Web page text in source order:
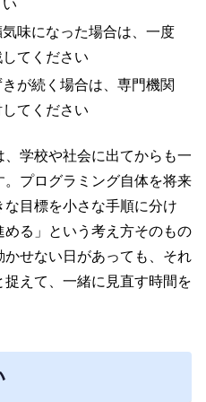
味になった場合は、一度
てください
が続く場合は、専門機関
てください
学校や社会に出てからも一
プログラミング自体を将来
目標を小さな手順に分け
る」という考え方そのもの
せない日があっても、それ
えて、一緒に見直す時間を